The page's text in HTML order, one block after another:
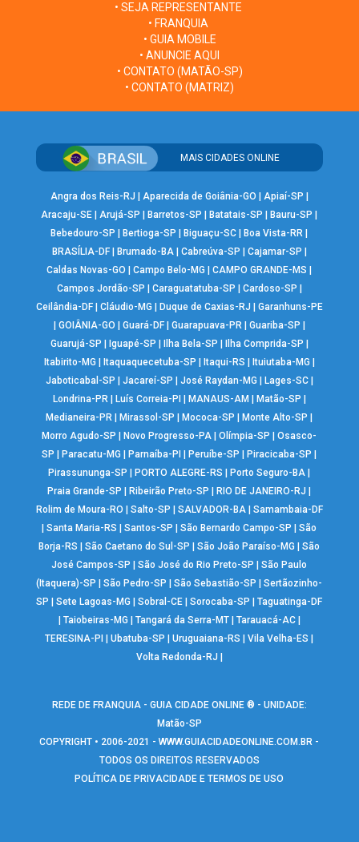
• SEJA REPRESENTANTE
• FRANQUIA
• GUIA MOBILE
• ANUNCIE AQUI
• CONTATO (MATÃO-SP)
• CONTATO (MATRIZ)
MAIS CIDADES ONLINE
Angra dos Reis-RJ Aparecida de Goiânia-GO Apiaí-SP
Aracaju-SE |Arujá-SP Barretos-SP Batatais-SP Bauru-SP
Bebedouro-SP
Bertioga-SP Biguaçu-SC Boa Vista-RR
BRASÍLIA-DF| Brumado-BA| Cabreúva-SP Cajamar-SP
Caldas Novas-GO
|Campo Belo-MG |CAMPO GRANDE-MS
Campos Jordão-SP
Caraguatatuba-SP Cardoso-SP
Ceilândia-DF| Cláudio-MG Duque de Caxias-RJ
Garanhuns-PE
GOIÂNIA-GO Guará-DF| Guarapuava-PR| Guariba-SP
Guarujá-SP
Iguapé-SP Ilha Bela-SP Ilha Comprida-SP
Itabirito-MG
Itaquaquecetuba-SP Itaqui-RS Ituiutaba-MG
Jaboticabal-SP
Jacareí-SP José Raydan-MG Lages-SC|
Londrina-PR| Luís Correia-PI MANAUS-AM Matão-SP
Medianeira-PR
Mirassol-SP Mococa-SP Monte Alto-SP
Morro Agudo-SP
Novo Progresso-PA |Olímpia-SP |Osasco-
SP
Paracatu-MG Parnaíba-PI Peruíbe-SP Piracicaba-SP
Pirassununga-SP
PORTO ALEGRE-RS Porto Seguro-BA
Praia Grande-SP
Ribeirão Preto-SP RIO DE JANEIRO-RJ
Rolim de Moura-RO
Salto-SP SALVADOR-BA| Samambaia-DF
|Santa Maria-RS |Santos-SP |São Bernardo Campo-SP |São
Borja-RS
|São Caetano do Sul-SP |São João Paraíso-MG |São
José Campos-SP
|São José do Rio Preto-SP |São Paulo
(Itaquera)-SP
|São Pedro-SP |São Sebastião-SP |Sertãozinho-
SP
|Sete Lagoas-MG |Sobral-CE |Sorocaba-SP |Taguatinga-DF
Taiobeiras-MG Tangará da Serra-MT| Tarauacá-AC|
TERESINA-PI
|Ubatuba-SP |Uruguaiana-RS |Vila Velha-ES
Volta Redonda-RJ
REDE DE FRANQUIA - GUIA CIDADE ONLINE ® - UNIDADE:
Matão-SP
COPYRIGHT • 2006-2021 -WWW.GUIACIDADEONLINE.COM.BR -
TODOS OS DIREITOS RESERVADOS
POLÍTICA DE PRIVACIDADE E TERMOS DE USO